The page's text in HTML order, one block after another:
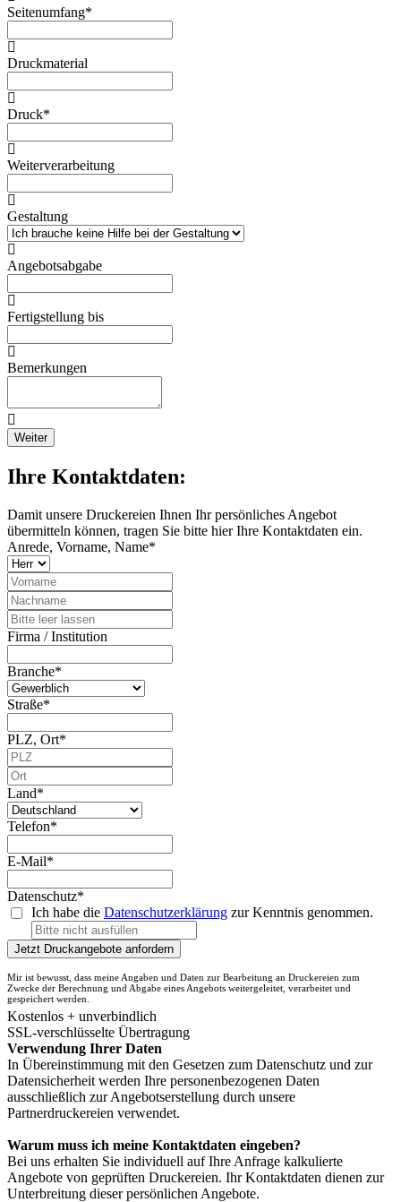
Seitenumfang*
Druckmaterial
Druck*
Weiterverarbeitung
Gestaltung
Angebotsabgabe
Fertigstellung bis
Bemerkungen
Weiter
Ihre Kontaktdaten:
Damit unsere Druckereien Ihnen Ihr persönliches Angebot
übermitteln können, tragen Sie bitte hier Ihre Kontaktdaten ein.
Anrede, Vorname, Name*
Firma / Institution
Branche*
Straße*
PLZ, Ort*
Land*
Telefon*
E-Mail*
Datenschutz*
Ich habe die Datenschutzerklärung zur Kenntnis genommen.
Jetzt Druckangebote anfordern
Mir ist bewusst, dass meine Angaben und Daten zur Bearbeitung an Druckereien zum
Zwecke der Berechnung und Abgabe eines Angebots weitergeleitet, verarbeitet und
gespeichert werden.
Kostenlos + unverbindlich
SSL-verschlüsselte Übertragung
Verwendung Ihrer Daten
In Übereinstimmung mit den Gesetzen zum Datenschutz und zur
Datensicherheit werden Ihre personenbezogenen Daten
ausschließlich zur Angebotserstellung durch unsere
Partnerdruckereien verwendet.
Warum muss ich meine Kontaktdaten eingeben?
Bei uns erhalten Sie individuell auf Ihre Anfrage kalkulierte
Angebote von geprüften Druckereien. Ihr Kontaktdaten dienen zur
Unterbreitung dieser persönlichen Angebote.